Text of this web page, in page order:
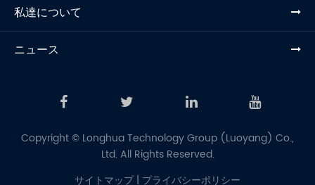
私達について
ニュース
Copyright © Longhua Technology Group (Luoyang) Co.,
Ltd.All Rights Reserved.
サイトマップ| プライバシーポリシー